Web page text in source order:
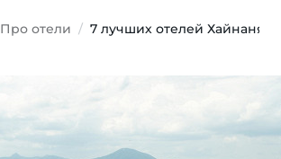
Про отели 7 лучших отелей Хайнаня